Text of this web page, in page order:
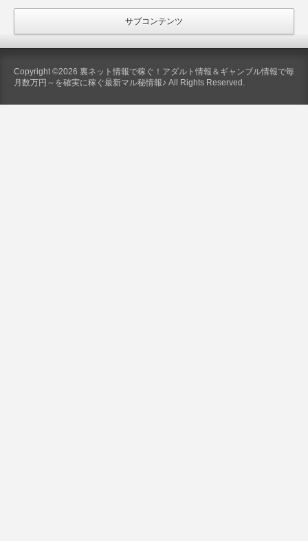
サブコンテンツ
Copyright ©2026 裏ネット情報で稼ぐ！アダルト情報＆ギャンブル情報で毎
月数万円～を確実に稼ぐ最新マル秘情報♪ All Rights Reserved.